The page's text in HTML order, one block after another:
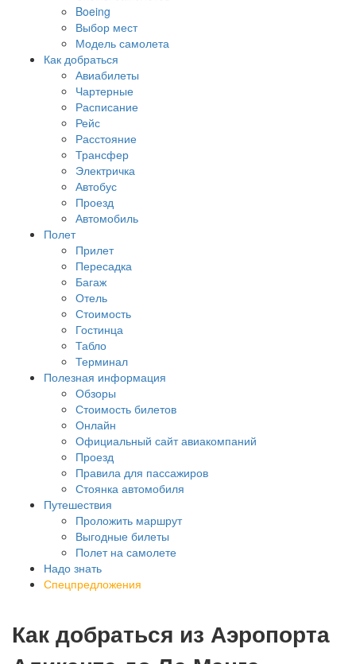
Boeing
Выбор мест
Модель самолета
Как добраться
Авиабилеты
Чартерные
Расписание
Рейс
Расстояние
Трансфер
Электричка
Автобус
Проезд
Автомобиль
Полет
Прилет
Пересадка
Багаж
Отель
Стоимость
Гостинца
Табло
Терминал
Полезная информация
Обзоры
Стоимость билетов
Онлайн
Официальный сайт авиакомпаний
Проезд
Правила для пассажиров
Стоянка автомобиля
Путешествия
Проложить маршрут
Выгодные билеты
Полет на самолете
Надо знать
Спецпредложения
Как добраться из Аэропорта